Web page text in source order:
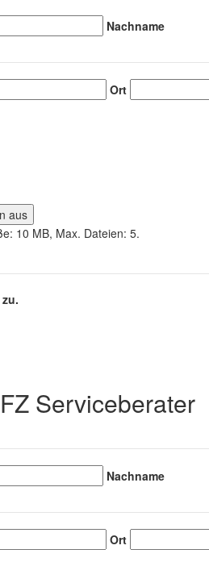
Nachname
Ort
aus
10 MB, Max. Dateien: 5.
zu.
Serviceberater
Nachname
Ort